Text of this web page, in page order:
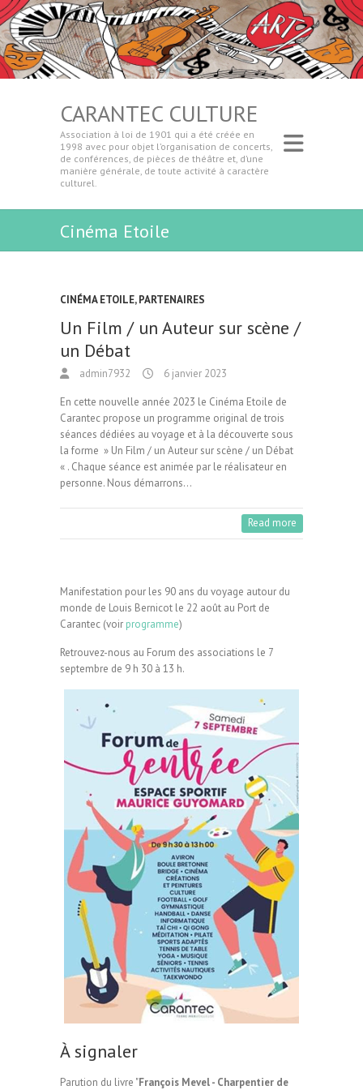
CARANTEC CULTURE
Association à loi de 1901 qui a été créée en
1998 avec pour objet l’organisation de concerts,
de conférences, de pièces de théâtre et, d’une
manière générale, de toute activité à caractère
culturel.
Cinéma Etoile
CINÉMA ETOILE,PARTENAIRES
Un Film / un Auteur sur scène /
un Débat
admin7932 6 janvier 2023
En cette nouvelle année 2023 le Cinéma Etoile de
Carantec propose un programme original de trois
séances dédiées au voyage et à la découverte sous
la forme » Un Film / un Auteur sur scène / un Débat
« . Chaque séance est animée par le réalisateur en
personne. Nous démarrons…
Read more
Manifestation pour les 90 ans du voyage autour du
monde de Louis Bernicot le 22 août au Port de
Carantec (voir programme)
Retrouvez-nous au Forum des associations le 7
septembre de 9 h 30 à 13 h.
À signaler
Parution du livre "François Mevel - Charpentier de